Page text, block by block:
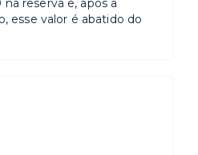
reserva e, após a
esse valor é abatido do